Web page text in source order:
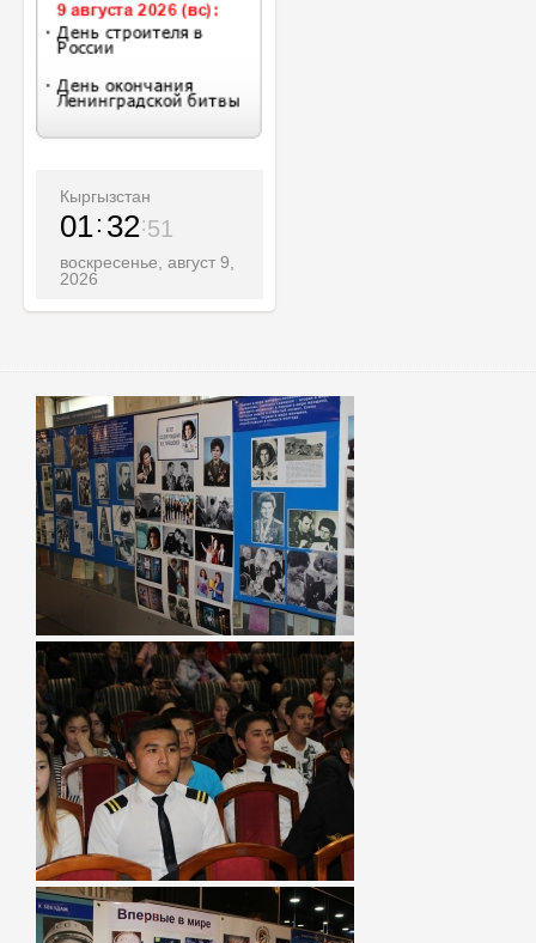
Кыргызстан
01 32 53
воскресенье, август 9,
2026